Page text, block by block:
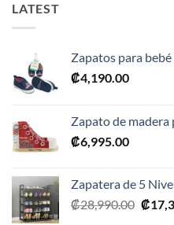
LATEST
Zapatos para
₡4,190.00
Zapato de madera
₡6,995.00
Zapatera de 5
₡28,990.00 El
₡